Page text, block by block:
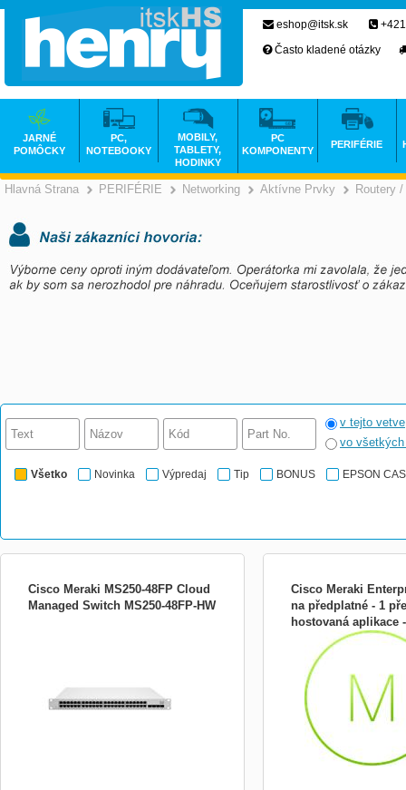
Hlavná Strana >
PERIFÉRIE >
Networking >
Aktívne Prvky Routery
v tejto vetve
vo
Všetko Novinka Výpredaj Tip BONUS EPSON
Cisco Meraki MS250-48FP Cloud
Managed Switch MS250-48FP-HW
switch fabric · Hot-swappable power
supplies · U...
Cisco Meraki
na předplatné - 1
hostovaná aplikace
MS220- LIC-MS220-
Licence na předplatné -
hostovaná aplikace - pro
eshop@itsk.sk
Často kladené otázky
JARNÉ
POMÔCKY
PC,
NOTEBOOKY
MOBILY,
TABLETY,
HODINKY
PC
KOMPONENTY
PERIFÉRIE